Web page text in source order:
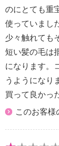
・引火性の
・水につけ
い
・絶対にコ
・整髪以外
・通電した
うちに布団
・浴室や湿
のにとても重
使っていまし
少々触れても
短い髪の毛は
になります。
うようになり
買って良かっ
このお客様